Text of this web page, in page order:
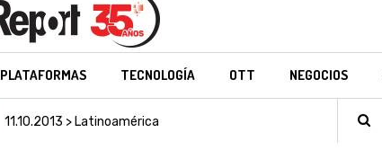
PLATAFORMAS TECNOLOGÍA OTT NEGOCIOS
11.10.2013 > Latinoamérica